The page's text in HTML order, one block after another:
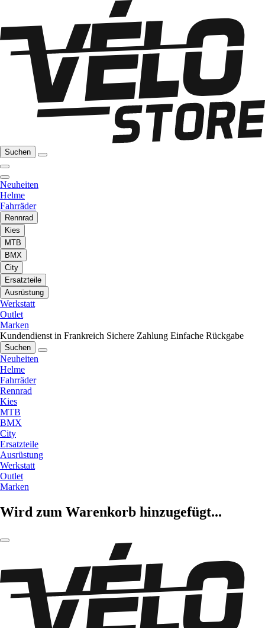
Suchen
Neuheiten
Helme
Fahrräder
Rennrad
Kies
MTB
BMX
City
Ersatzteile
Ausrüstung
Werkstatt
Outlet
Marken
Kundendienst in Frankreich Sichere Zahlung Einfache Rückgabe
Suchen
Neuheiten
Helme
Fahrräder
Rennrad
Kies
MTB
BMX
City
Ersatzteile
Ausrüstung
Werkstatt
Outlet
Marken
Wird zum Warenkorb hinzugefügt...